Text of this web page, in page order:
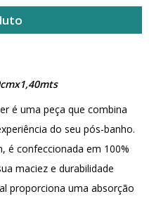
é uma peça que combina
do seu pós-banho.
é confeccionada em 100%
maciez e durabilidade
proporciona uma absorção